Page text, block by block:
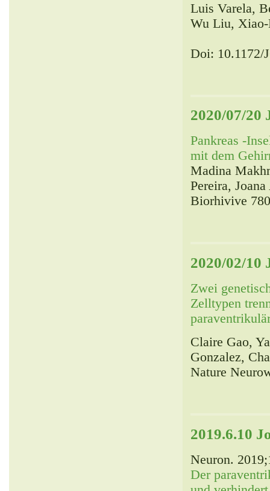
Luis Varela,
Wu Liu, Xiao-
Doi: 10.1172/
2020/07/20
Pankreas -
mit dem
Madina
Pereira,
Biorhivive
2020/02/10
Zwei
Zelltypen
Claire Gao,
Gonzalez,
Nature
2019.6.10
Neuron.
Der